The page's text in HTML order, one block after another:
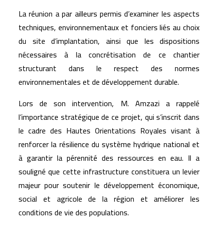
La réunion a par ailleurs permis d’examiner les aspects
techniques, environnementaux et fonciers liés au choix
du site d’implantation, ainsi que les dispositions
nécessaires à la concrétisation de ce chantier
structurant dans le respect des normes
environnementales et de développement durable.
Lors de son intervention, M. Amzazi a rappelé
l’importance stratégique de ce projet, qui s’inscrit dans
le cadre des Hautes Orientations Royales visant à
renforcer la résilience du système hydrique national et
à garantir la pérennité des ressources en eau. Il a
souligné que cette infrastructure constituera un levier
majeur pour soutenir le développement économique,
social et agricole de la région et améliorer les
conditions de vie des populations.